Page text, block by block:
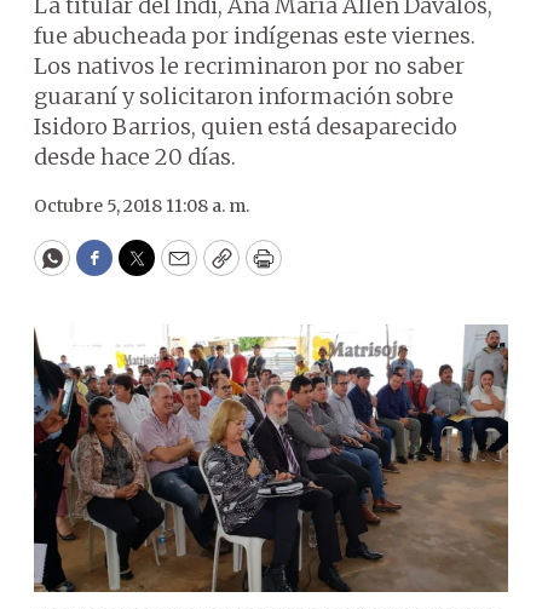
fue abucheada por indígenas este viernes.
Los nativos le recriminaron por no saber
guaraní y solicitaron información sobre
Isidoro Barrios, quien está desaparecido
desde hace 20 días.
Octubre 5, 2018 11:08 a. m.
WhatsApp
Facebook
Twitter
EmailCopyPrint